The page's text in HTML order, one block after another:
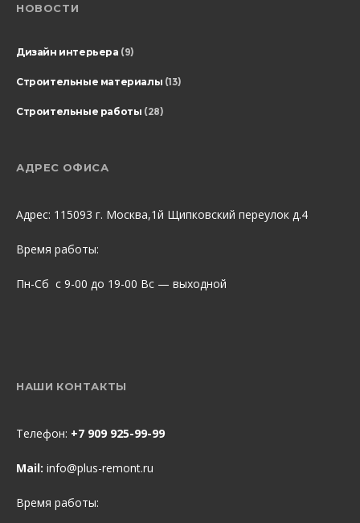
НОВОСТИ
Дизайн интерьера (9)
Строительные материалы (13)
Строительные работы (28)
АДРЕС ОФИСА
Адрес: 115093 г. Москва,1й Щипковский переулок д.4
Время работы:
Пн-Сб с 9-00 до 19-00 Вс — выходной
НАШИ КОНТАКТЫ
Телефон: +7 909 925-99-99
Mail: info@plus-remont.ru
Время работы: